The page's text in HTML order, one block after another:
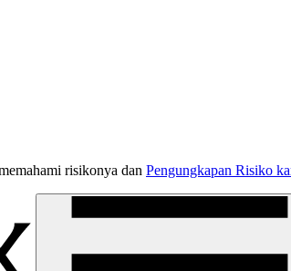
risikonya dan Pengungkapan Risiko